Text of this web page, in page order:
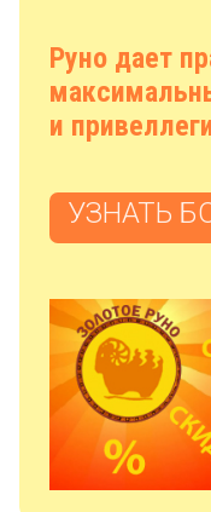
Руно дает
и
УЗНАТЬ